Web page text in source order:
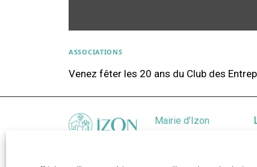
ASSOCIATIONS
Venez fêter les 20 ans du Club des
Mairie d’Izon